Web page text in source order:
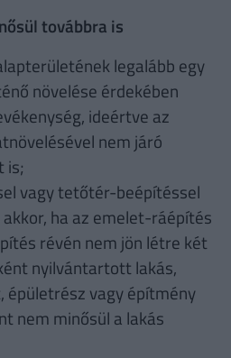
továbbra is
legalább egy
növelése érdekében
ideértve az
nem járó
is;
vagy tetőtér-beépítéssel
ha az emelet-ráépítés
révén nem jön létre két
nyilvántartott lakás,
épületrész vagy építmény
nem minősül a lakás